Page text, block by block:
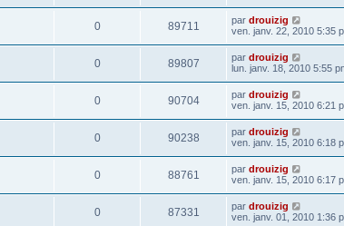
0 89711 par drouizig
ven. janv. 22, 2010 5:35
0 89807 par drouizig
lun. janv. 18, 2010 5:55
0 90704 par drouizig
ven. janv. 15, 2010 6:21
0 90238 par drouizig
ven. janv. 15, 2010 6:18
0 88761 par drouizig
ven. janv. 15, 2010 6:17
0 87331 par drouizig
ven. janv. 01, 2010 1:36